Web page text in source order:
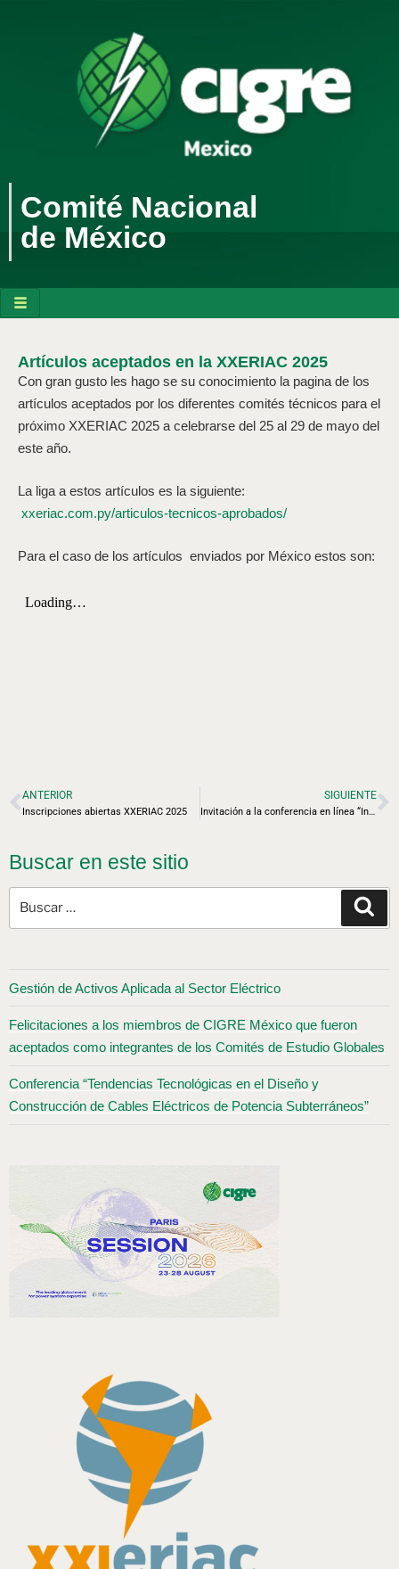
Comité Nacional
de México
Artículos aceptados en la XXERIAC 2025
Con gran gusto les hago se su conocimiento la pagina de los
artículos aceptados por los diferentes comités técnicos para el
próximo XXERIAC 2025 a celebrarse del 25 al 29 de mayo del
este año.
La liga a estos artículos es la siguiente:
xxeriac.com.py/articulos-tecnicos-aprobados/
Para el caso de los artículos enviados por México estos son:
ANTERIOR
Inscripciones abiertas XXERIAC 2025
SIGUIENTE
Invitación a la conferencia en línea “Ingeniería Ética, ¿Qué mundo estamos construyendo?
Buscar en este sitio
Gestión de Activos Aplicada al Sector Eléctrico
Felicitaciones a los miembros de CIGRE México que fueron
aceptados como integrantes de los Comités de Estudio Globales
Conferencia “Tendencias Tecnológicas en el Diseño y
Construcción de Cables Eléctricos de Potencia Subterráneos”